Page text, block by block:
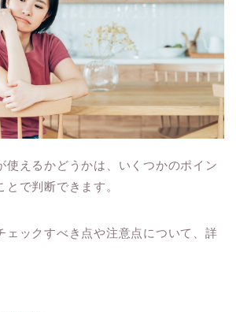
使えるかどうかは、いくつかのポイン
とで判断できます。
ェックすべき点や注意点について、詳